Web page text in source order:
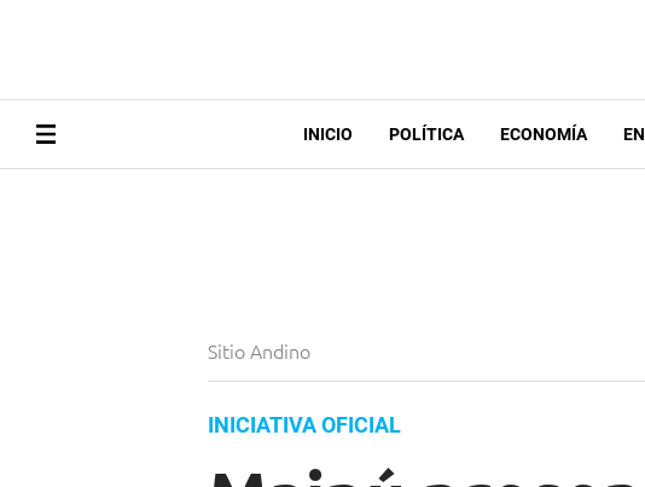
INICIO POLÍTICA ECONOMÍA
Sitio Andino
INICIATIVA OFICIAL